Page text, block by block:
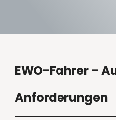
EWO-Fahrer –
Anforderungen